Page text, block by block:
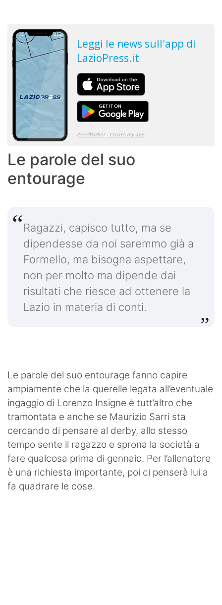
Le parole del suo
entourage
Ragazzi, capisco tutto, ma se
dipendesse da noi saremmo già a
Formello, ma bisogna aspettare,
non per molto ma dipende dai
risultati che riesce ad ottenere la
Lazio in materia di conti.
Le parole del suo entourage fanno capire
ampiamente che la querelle legata all’eventuale
ingaggio di Lorenzo Insigne è tutt’altro che
tramontata e anche se Maurizio Sarri sta
cercando di pensare al derby, allo stesso
tempo sente il ragazzo e sprona la società a
fare qualcosa prima di gennaio. Per l’allenatore
è una richiesta importante, poi ci penserà lui a
fa quadrare le cose.